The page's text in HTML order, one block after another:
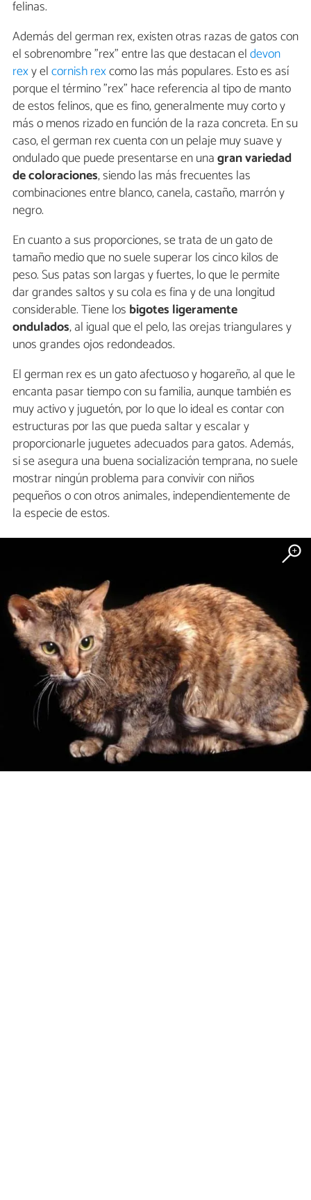
felinas.
Además del german rex, existen otras razas de gatos con
el sobrenombre "rex" entre las que destacan eldevon
rexy elcornish rexcomo las más populares. Esto es así
porque el término "rex" hace referencia al tipo de manto
de estos felinos, que es fino, generalmente muy corto y
más o menos rizado en función de la raza concreta. En su
caso, el german rex cuenta con un pelaje muy suave y
ondulado que puede presentarse en unagran variedad
de coloraciones, siendo las más frecuentes las
combinaciones entre blanco, canela, castaño, marrón y
negro.
En cuanto a sus proporciones, se trata de un gato de
tamaño medio que no suele superar los cinco kilos de
peso. Sus patas son largas y fuertes, lo que le permite
dar grandes saltos y su cola es fina y de una longitud
considerable. Tiene los bigotes ligeramente
ondulados, al igual que el pelo, las orejas triangulares y
unos grandes ojos redondeados.
El german rex es un gato afectuoso y hogareño, al que le
encanta pasar tiempo con su familia, aunque también es
muy activo y juguetón, por lo que lo ideal es contar con
estructuras por las que pueda saltar y escalar y
proporcionarle juguetes adecuados para gatos. Además,
si se asegura una buena socialización temprana, no suele
mostrar ningún problema para convivir con niños
pequeños o con otros animales, independientemente de
la especie de estos.